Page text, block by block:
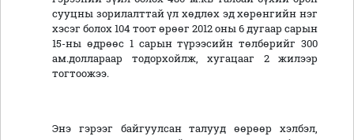
сууцны зорилалттай үл хөдлөх эд хөрөнгийн нэг
хэсэг болох 104 тоот өрөөг 2012 оны 6 дугаар сарын
15-ны өдрөөс 1 сарын түрээсийн төлбөрийг 300
ам.доллараар тодорхойлж, хугацааг 2 жилээр
тогтоожээ.
Энэ гэрээг байгуулсан талууд өөрөөр хэлбэл,